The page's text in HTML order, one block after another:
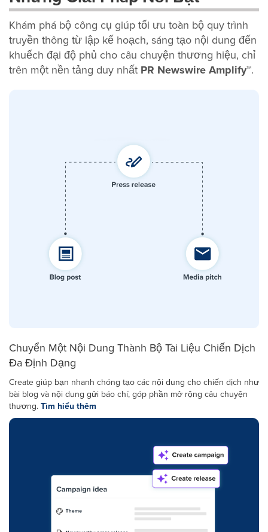
Khám phá bộ công cụ giúp tối ưu toàn bộ quy trình
truyền thông từ lập kế hoạch, sáng tạo nội dung đến
khuếch đại độ phủ cho câu chuyện thương hiệu, chỉ
trên một nền tảng duy nhất PR Newswire Amplify™.
Chuyển Một Nội Dung Thành Bộ Tài Liệu Chiến Dịch
Đa Định Dạng
Create giúp bạn nhanh chóng tạo các nội dung cho chiến dịch như
bài blog và nội dung gửi báo chí, góp phần mở rộng câu chuyện
thương. Tìm hiểu thêm